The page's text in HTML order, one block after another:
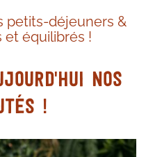
petits-déjeuners &
et équilibrés !
nos
!